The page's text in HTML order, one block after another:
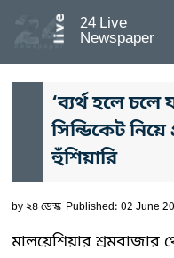
24 Live
Newspaper
‘ব্যর্থ হলে
সিন্ডিকেট নিয়ে
হুঁশিয়ারি
by২৪ ডেস্ক Published: 02 June
মালয়েশিয়ার শ্রমবাজার